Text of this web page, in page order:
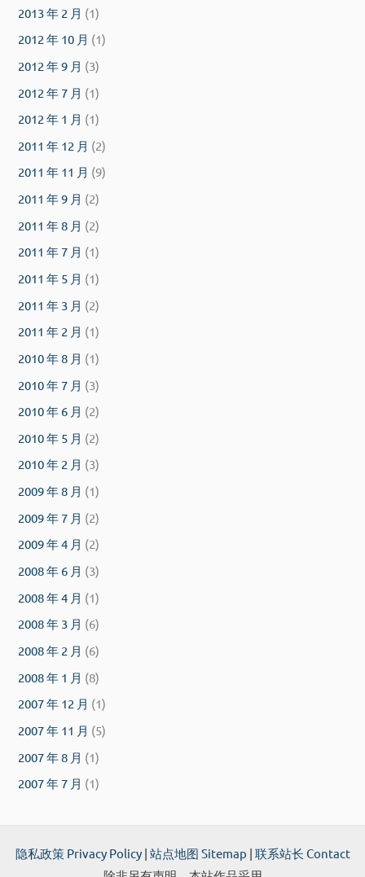
2013 年 2 月 (1)
2012 年 10 月 (1)
2012 年 9 月 (3)
2012 年 7 月 (1)
2012 年 1 月 (1)
2011 年 12 月 (2)
2011 年 11 月 (9)
2011 年 9 月 (2)
2011 年 8 月 (2)
2011 年 7 月 (1)
2011 年 5 月 (1)
2011 年 3 月 (2)
2011 年 2 月 (1)
2010 年 8 月 (1)
2010 年 7 月 (3)
2010 年 6 月 (2)
2010 年 5 月 (2)
2010 年 2 月 (3)
2009 年 8 月 (1)
2009 年 7 月 (2)
2009 年 4 月 (2)
2008 年 6 月 (3)
2008 年 4 月 (1)
2008 年 3 月 (6)
2008 年 2 月 (6)
2008 年 1 月 (8)
2007 年 12 月 (1)
2007 年 11 月 (5)
2007 年 8 月 (1)
2007 年 7 月 (1)
隐私政策 Privacy Policy| 站点地图 Sitemap | 联系站长 Contact